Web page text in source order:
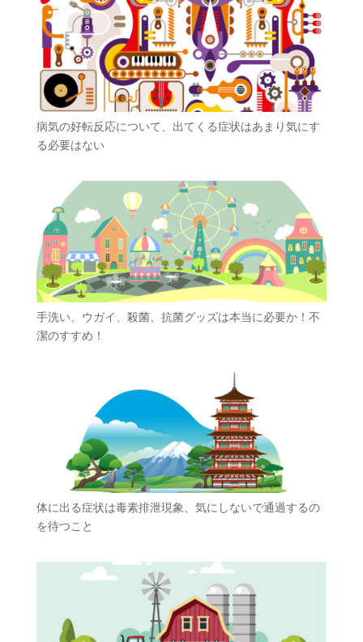
病気の好転反応について、出てくる症状はあまり気にす
る必要はない
手洗い、ウガイ、殺菌、抗菌グッズは本当に必要か！不
潔のすすめ！
体に出る症状は毒素排泄現象、気にしないで通過するの
を待つこと